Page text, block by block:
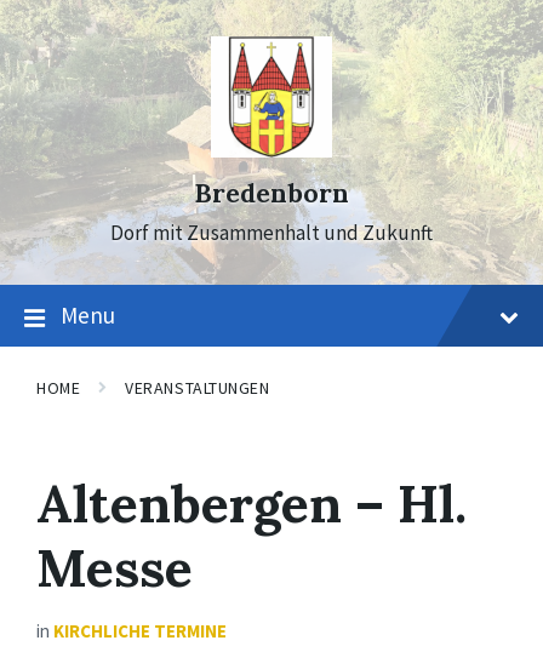
Skip
to
content
Skip
to
main
navigation
Skip
to
footer
Bredenborn
Dorf mit Zusammenhalt und Zukunft
Menu
HOME VERANSTALTUNGEN
Altenbergen – Hl.
Messe
in KIRCHLICHE TERMINE